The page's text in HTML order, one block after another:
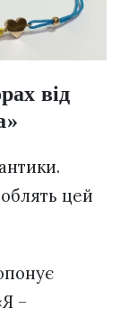
від
цей
–